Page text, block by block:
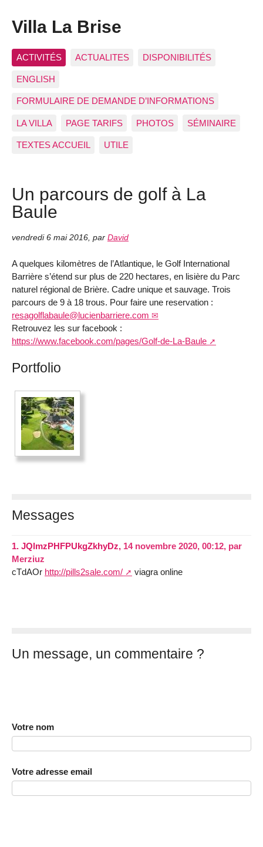
Villa La Brise
ACTIVITÉS ACTUALITES DISPONIBILITÉS
ENGLISH
FORMULAIRE DE DEMANDE D’INFORMATIONS
LA VILLA PAGE TARIFS PHOTOS SÉMINAIRE
TEXTES ACCUEIL UTILE
Un parcours de golf à La
Baule
vendredi 6 mai 2016, par David
A quelques kilomètres de l’Atlantique, le Golf International
Barrière s’étend sur plus de 220 hectares, en lisière du Parc
naturel régional de Brière. Cadre unique et sauvage. Trois
parcours de 9 à 18 trous. Pour faire une reservation :
resagolflabaule@lucienbarriere.com
Retrouvez les sur facebook :
https://www.facebook.com/pages/Golf-de-La-Baule
Portfolio
Messages
1. JQlmzPHFPUkgZkhyDz, 14 novembre 2020, 00:12, par
Merziuz
cTdAOr http://pills2sale.com/ viagra online
Un message, un commentaire ?
Votre nom
Votre adresse email